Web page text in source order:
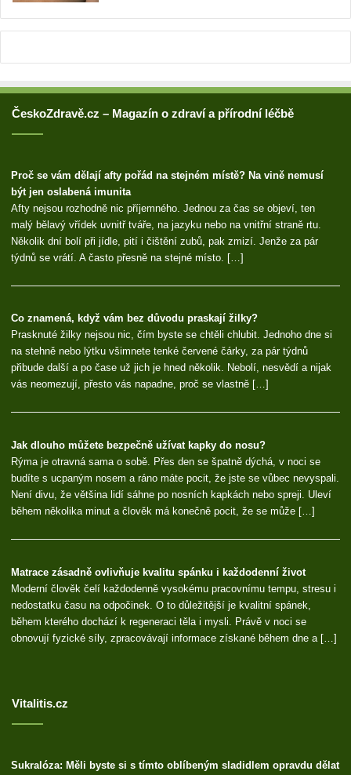
ČeskoZdravě.cz – Magazín o zdraví a přírodní léčbě
Proč se vám dělají afty pořád na stejném místě? Na vině nemusí
být jen oslabená imunita
Afty nejsou rozhodně nic příjemného. Jednou za čas se objeví, ten
malý bělavý vřídek uvnitř tváře, na jazyku nebo na vnitřní straně rtu.
Několik dní bolí při jídle, pití i čištění zubů, pak zmizí. Jenže za pár
týdnů se vrátí. A často přesně na stejné místo. […]
Co znamená, když vám bez důvodu praskají žilky?
Prasknuté žilky nejsou nic, čím byste se chtěli chlubit. Jednoho dne si
na stehně nebo lýtku všimnete tenké červené čárky, za pár týdnů
přibude další a po čase už jich je hned několik. Nebolí, nesvědí a nijak
vás neomezují, přesto vás napadne, proč se vlastně […]
Jak dlouho můžete bezpečně užívat kapky do nosu?
Rýma je otravná sama o sobě. Přes den se špatně dýchá, v noci se
budíte s ucpaným nosem a ráno máte pocit, že jste se vůbec nevyspali.
Není divu, že většina lidí sáhne po nosních kapkách nebo spreji. Uleví
během několika minut a člověk má konečně pocit, že se může […]
Matrace zásadně ovlivňuje kvalitu spánku i každodenní život
Moderní člověk čelí každodenně vysokému pracovnímu tempu, stresu i
nedostatku času na odpočinek. O to důležitější je kvalitní spánek,
během kterého dochází k regeneraci těla i mysli. Právě v noci se
obnovují fyzické síly, zpracovávají informace získané během dne a […]
Vitalitis.cz
Sukralóza: Měli byste si s tímto oblíbeným sladidlem opravdu dělat